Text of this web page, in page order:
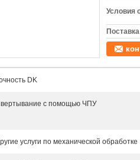
Условия
DK
с помощью ЧПУ
услуги по механической обработке